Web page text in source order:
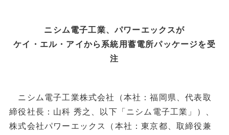
ニシム電子工業、パワーエックスが
ケイ・エル・アイから系統用蓄電所パッケージを受
注
ニシム電子工業株式会社（本社：福岡県、代表取
締役社長：山科 秀之、以下「ニシム電子工業」）、
株式会社パワーエックス（本社：東京都、取締役兼